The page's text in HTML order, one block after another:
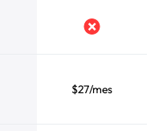
No
$27/mes